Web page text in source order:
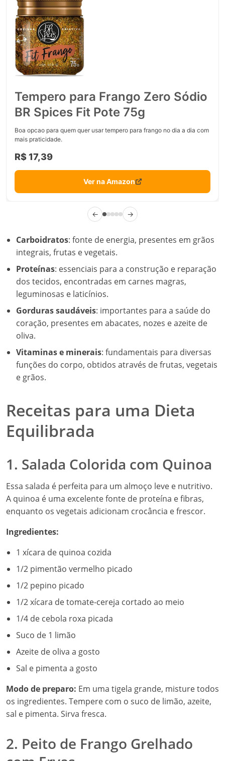
Tempero para Frango Zero Sódio
BR Spices Fit Pote 75g
Boa opcao para quem quer usar tempero para frango no dia a dia com
mais praticidade.
R$ 17,39
Ver na Amazon
← →
Carboidratos: fonte de energia, presentes em grãos
integrais, frutas e vegetais.
Proteínas: essenciais para a construção e reparação
dos tecidos, encontradas em carnes magras,
leguminosas e laticínios.
Gorduras saudáveis: importantes para a saúde do
coração, presentes em abacates, nozes e azeite de
oliva.
Vitaminas e minerais: fundamentais para diversas
funções do corpo, obtidos através de frutas, vegetais
e grãos.
Receitas para uma Dieta
Equilibrada
1. Salada Colorida com Quinoa
Essa salada é perfeita para um almoço leve e nutritivo.
A quinoa é uma excelente fonte de proteína e fibras,
enquanto os vegetais adicionam crocância e frescor.
Ingredientes:
1 xícara de quinoa cozida
1/2 pimentão vermelho picado
1/2 pepino picado
1/2 xícara de tomate-cereja cortado ao meio
1/4 de cebola roxa picada
Suco de 1 limão
Azeite de oliva a gosto
Sal e pimenta a gosto
Modo de preparo: Em uma tigela grande, misture todos
os ingredientes. Tempere com o suco de limão, azeite,
sal e pimenta. Sirva fresca.
2. Peito de Frango Grelhado